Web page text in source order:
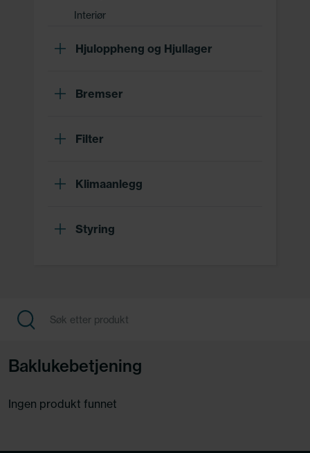
Interiør
Hjuloppheng og Hjullager
Bremser
Filter
Klimaanlegg
Styring
Baklukebetjening
Ingen produkt funnet